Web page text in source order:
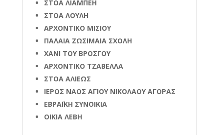
ΣΤΟΑ ΛΙΑΜΠΕΗ
ΣΤΟΑ ΛΟΥΛΗ
ΑΡΧΟΝΤΙΚΟ ΜΙΣΙΟΥ
ΠΑΛΑΙΑ ΖΩΣΙΜΑΙΑ ΣΧΟΛΗ
ΧΑΝΙ ΤΟΥ ΒΡΟΣΓΟΥ
ΑΡΧΟΝΤΙΚΟ ΤΖΑΒΕΛΛΑ
ΣΤΟΑ ΑΛΙΕΩΣ
ΙΕΡΟΣ ΝΑΟΣ ΑΓΙΟΥ ΝΙΚΟΛΑΟΥ ΑΓΟΡΑΣ
ΕΒΡΑΪΚΗ ΣΥΝΟΙΚΙΑ
ΟΙΚΙΑ ΛΕΒΗ